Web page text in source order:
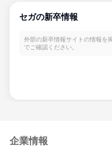
セガの新卒情報
外部の新卒情報サイトの情報を
でご確認ください。
企業情報